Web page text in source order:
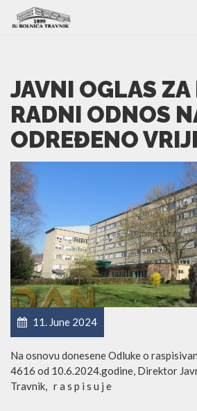
JAVNI OGLAS ZA
RADNI ODNOS
ODREĐENO
11. June 2024
Na osnovu donesene Odluke o
4616 od 10.6.2024.godine, Direktor
Travnik, r a s p i s u j e